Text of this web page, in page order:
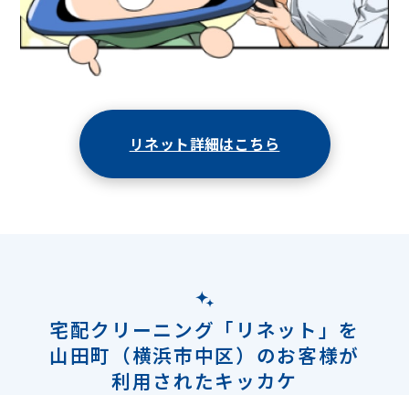
リネット詳細はこちら
宅配クリーニング「リネット」を
山田町（横浜市中区）のお客様が
利用されたキッカケ